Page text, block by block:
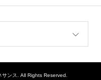
ンス. All Rights Reserved.